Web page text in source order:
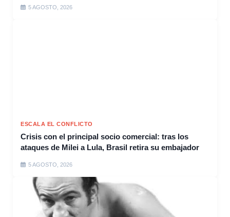
5 AGOSTO, 2026
ESCALA EL CONFLICTO
Crisis con el principal socio comercial: tras los
ataques de Milei a Lula, Brasil retira su embajador
5 AGOSTO, 2026